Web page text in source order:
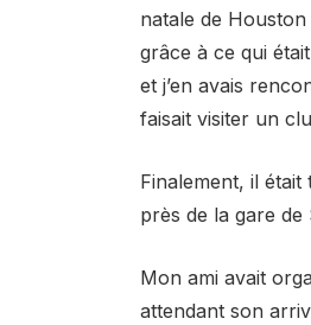
natale de
grâce à ce qui
et j’en avais
faisait visiter un
Finalement, il
près de la gare de
Mon ami avait
attendant son